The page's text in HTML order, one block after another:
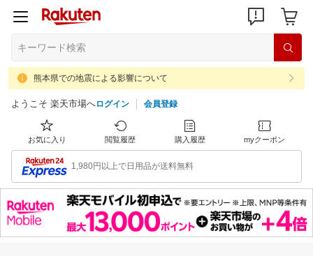
熊本県での地震による影響について
ようこそ 楽天市場へログイン 会員登録
お気に入り 閲覧履歴 購入履歴 myクーポン
1,980円以上で日用品が送料無料